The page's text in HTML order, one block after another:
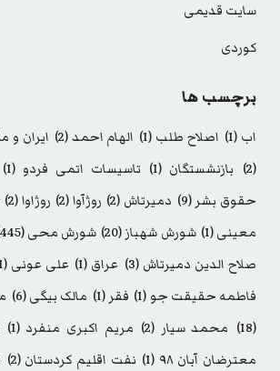
سایت قدیمی
کوردی
برچسب ها
اب (1) اصلاح طلب (1) الهام احمد(2) ایران و
(2)
بازنشستگان (1) تاسیسات اتمی فردو (1)
حقوق بشر (9) دمیرتاش (2) روژآوا(2) روژاوا(2)
معینی(1) شورش شهباز(20) شورش محی(445)
صلاح الدین دمیرتاش (3) عراق (1) علی عونی (1)
فاطمه حقیقت جو (1) فقر (1) مالک بیگی(6)
(18)
محمد سیار (2) مریم اکبری منفرد (1)
معترضان آبان ۹۸
(1) نفت اقلیم کردستان (2)